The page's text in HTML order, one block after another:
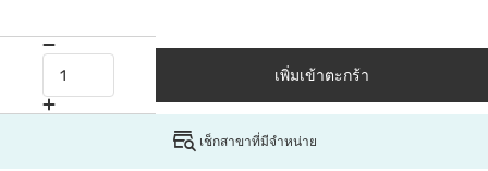
เพิ่มเข้าตะกร้า
เช็กสาขาที่มีจำหน่าย